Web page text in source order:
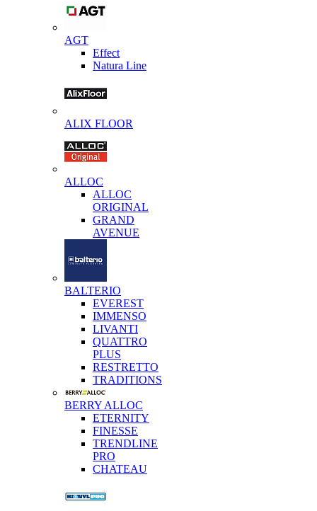
AGT
Effect
Natura Line
ALIX FLOOR
ALLOC
ALLOC
ORIGINAL
GRAND
AVENUE
BALTERIO
EVEREST
IMMENSO
LIVANTI
QUATTRO
PLUS
RESTRETTO
TRADITIONS
BERRY ALLOC
ETERNITY
FINESSE
TRENDLINE
PRO
CHATEAU